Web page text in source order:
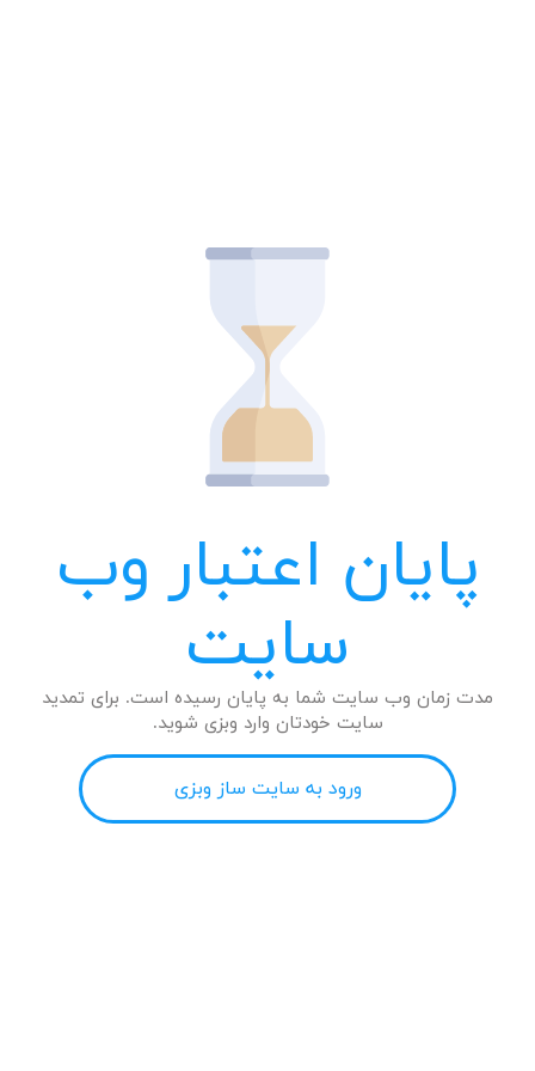
پایان اعتبار وب
سایت
مدت زمان وب سایت شما به پایان رسیده است. برای تمدید
سایت خودتان وارد وبزی شوید.
ورود به سایت ساز وبزی